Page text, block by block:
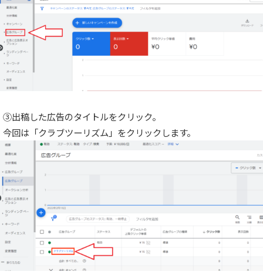
③出稿した広告のタイトルをクリック。
今回は「クラブツーリズム」をクリックします。